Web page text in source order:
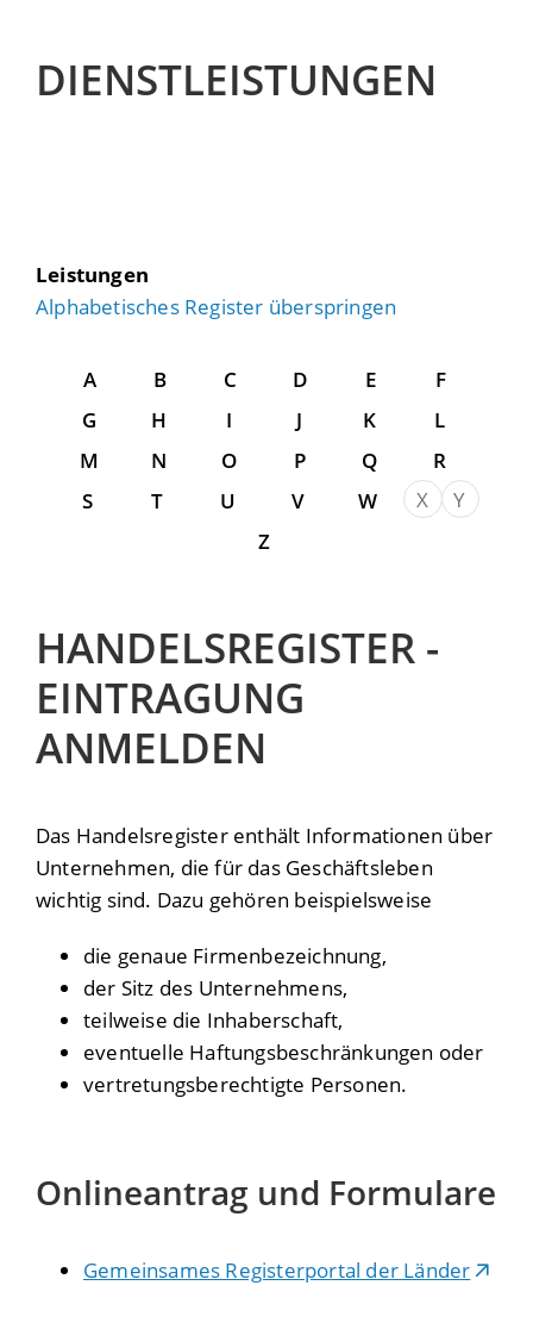
DIENSTLEISTUNGEN
Leistungen
Alphabetisches Register überspringen
A B C D E
F
G
H I J K
L
M
N O P Q
R
S
T U V W X
Y
Z
HANDELSREGISTER -
EINTRAGUNG
ANMELDEN
Das Handelsregister enthält Informationen über
Unternehmen, die für das Geschäftsleben
wichtig sind. Dazu gehören beispielsweise
die genaue Firmenbezeichnung,
der Sitz des Unternehmens,
teilweise die Inhaberschaft,
eventuelle Haftungsbeschränkungen oder
vertretungsberechtigte Personen.
Onlineantrag und Formulare
Gemeinsames Registerportal der Länder